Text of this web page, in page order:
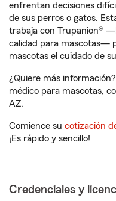
enfrentan decisiones
de sus perros o gatos.
trabaja con Trupanion®
calidad para mascotas—
mascotas el cuidado de
¿Quiere más
médico para mascotas,
AZ.
Comience su cotización
¡Es rápido y sencillo!
Credenciales y